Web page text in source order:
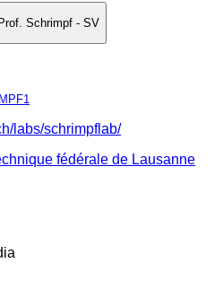
Schrimpf - SV
labs/schrimpflab/